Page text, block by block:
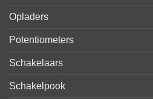
Opladers
Potentiometers
Schakelaars
Schakelpook